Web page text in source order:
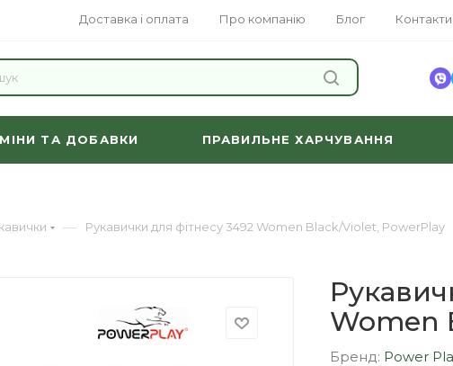
Доставка і оплата Про компанію Блог Контакти
ТА ДОБАВКИ ПРАВИЛЬНЕ ХАРЧУВАННЯ
— Рукавички для фітнесу 3492 Women Black/Violet, PowerPlay
Women
Бренд: Power